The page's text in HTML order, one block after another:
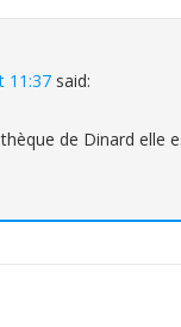
11:37 said:
de Dinard elle